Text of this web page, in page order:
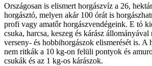
Országosan is elismert horgászvíz a 26,
horgásztó, melyen akár 100 órát is
profi vagy amatőr horgászvendégeink. E tó
csuka, harcsa, keszeg és kárász állományával
verseny- és hobbihorgászok elismerését is. A
nem ritkák a 10 kg-on felüli pontyok és
csukák és az 1 kg-os kárászok.